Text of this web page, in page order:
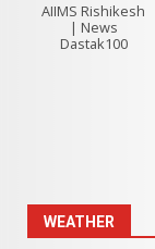
AIIMS Rishikesh
| News
Dastak100
WEATHER